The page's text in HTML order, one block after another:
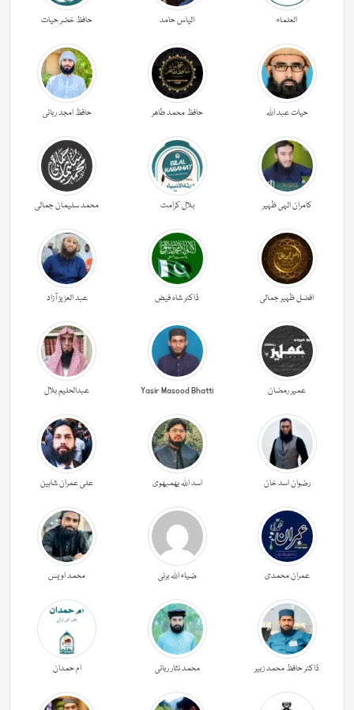
العلماء الیاس حامد حافظ خضر حیات
حیات عبد اللہ حافظ محمد طاھر حافظ امجد ربانی
کامران الہی ظہیر بلال کرامت محمد سلیمان جمالی
افضل ظہیر جمالی ڈاکٹر شاہ فیض عبد العزیز آزاد
عمیر رمضان Yasir Masood Bhatti عبدالحليم بلال
رضوان اسد خان اسد اللہ بھمبھوی علی عمران شاہین
عمران محمدی ضیاء اللہ برنی محمد اویس
ڈاکٹر حافظ محمد زبیر محمد نثار ربانی ام حمدان